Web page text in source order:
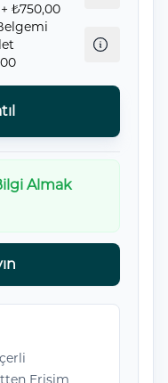
+ ₺750,00
Almak
Erişim